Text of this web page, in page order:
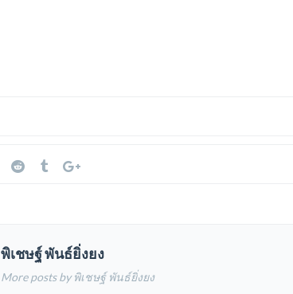
พิเชษฐ์ พันธ์ยิ่งยง
More posts by พิเชษฐ์ พันธ์ยิ่งยง